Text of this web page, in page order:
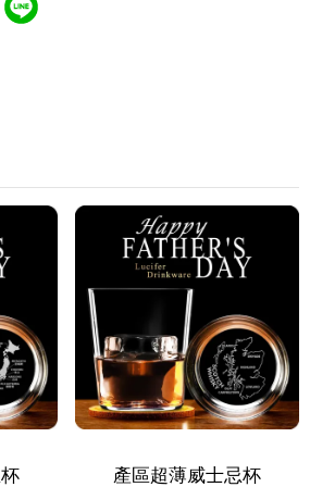
款
NT 600 享免運
，NT 600 享免運
元
下) - 運費 170 元
- 運費 210 元
以下) - 運費 250 元
產區超薄威士忌杯